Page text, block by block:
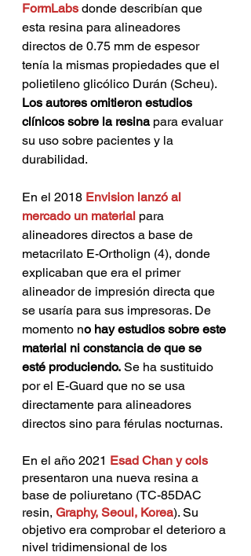
FormLabs donde describían que
esta resina para alineadores
directos de 0.75 mm de espesor
tenía la mismas propiedades que el
polietileno glicólico Durán (Scheu).
Los autores omitieron estudios
clínicos sobre la resina para evaluar
su uso sobre pacientes y la
durabilidad.
En el 2018 Envision lanzó al
mercado un material para
alineadores directos a base de
metacrilato E-Ortholign (4), donde
explicaban que era el primer
alineador de impresión directa que
se usaría para sus impresoras. De
momento no hay estudios sobre este
material ni constancia de que se
esté produciendo. Se ha sustituido
por el E-Guard que no se usa
directamente para alineadores
directos sino para férulas nocturnas.
En el año 2021 Esad Chan y cols
presentaron una nueva resina a
base de poliuretano (TC-85DAC
resin, Graphy, Seoul, Korea). Su
objetivo era comprobar el deterioro a
nivel tridimensional de los